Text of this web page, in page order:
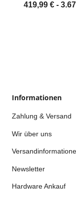
419,99 € -
Informationen
Zahlung & Versand
Wir über uns
Newsletter
Hardware Ankauf